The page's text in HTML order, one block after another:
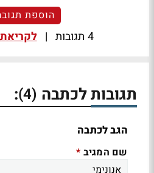
הוספת
4 תגובות |
תגובות לכתבה (4)
:
הגב לכתבה
שם המגיב *